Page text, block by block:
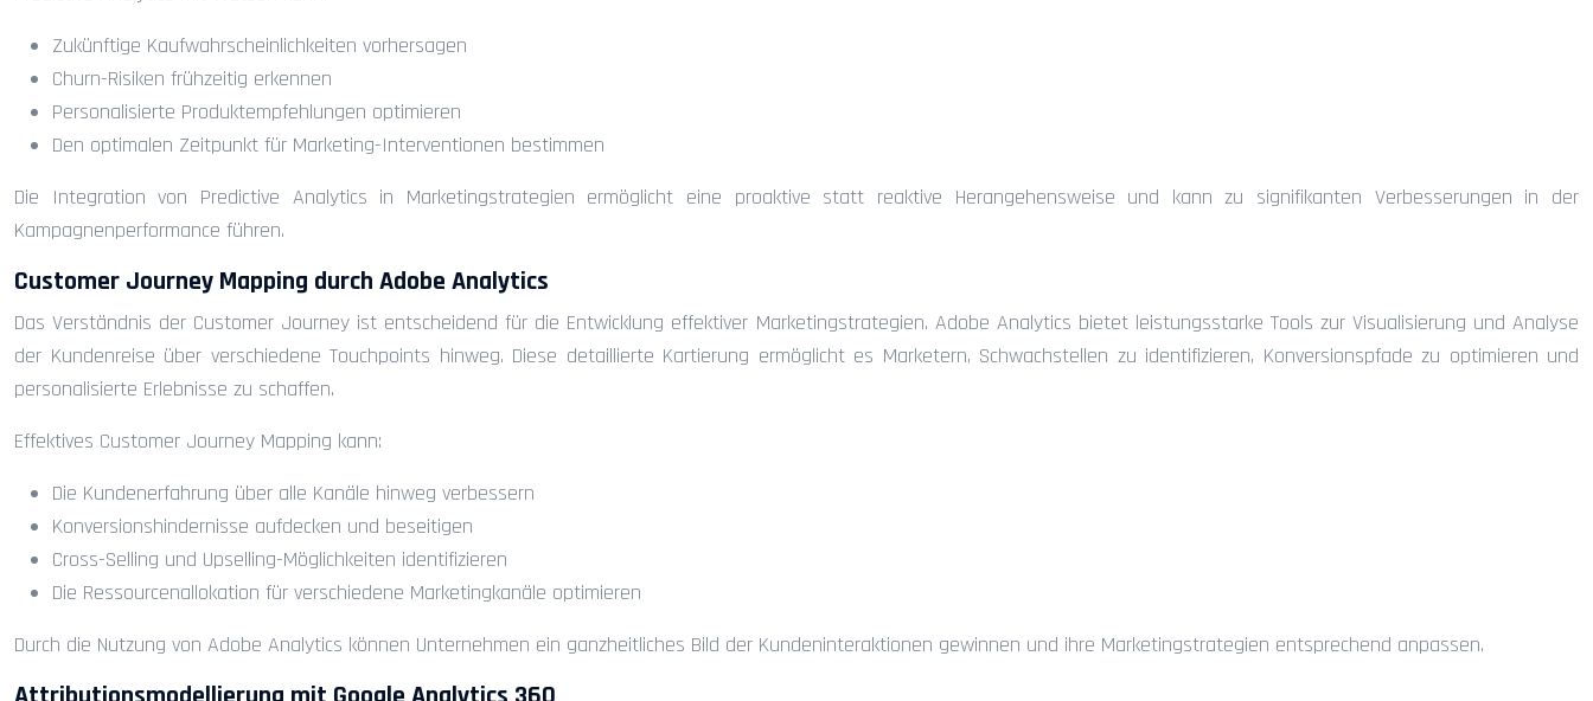
Zukünftige Kaufwahrscheinlichkeiten vorhersagen
Churn-Risiken frühzeitig erkennen
Personalisierte Produktempfehlungen optimieren
Den optimalen Zeitpunkt für Marketing-Interventionen bestimmen
Die Integration von Predictive Analytics in Marketingstrategien ermöglicht eine proaktive statt reaktive Herangehensweise und kann zu signifikanten Verbesserungen in der
Kampagnenperformance führen.
Customer Journey Mapping durch Adobe Analytics
Das Verständnis der Customer Journey ist entscheidend für die Entwicklung effektiver Marketingstrategien. Adobe Analytics bietet leistungsstarke Tools zur Visualisierung und Analyse
der Kundenreise über verschiedene Touchpoints hinweg. Diese detaillierte Kartierung ermöglicht es Marketern, Schwachstellen zu identifizieren, Konversionspfade zu optimieren und
personalisierte Erlebnisse zu schaffen.
Effektives Customer Journey Mapping kann:
Die Kundenerfahrung über alle Kanäle hinweg verbessern
Konversionshindernisse aufdecken und beseitigen
Cross-Selling und Upselling-Möglichkeiten identifizieren
Die Ressourcenallokation für verschiedene Marketingkanäle optimieren
Durch die Nutzung von Adobe Analytics können Unternehmen ein ganzheitliches Bild der Kundeninteraktionen gewinnen und ihre Marketingstrategien entsprechend anpassen.